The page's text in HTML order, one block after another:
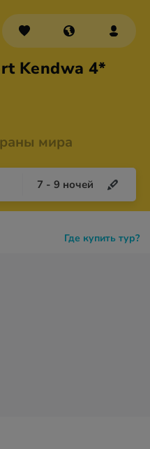
Kendwa 4*
мира
7 - 9 ночей
Где купить тур?